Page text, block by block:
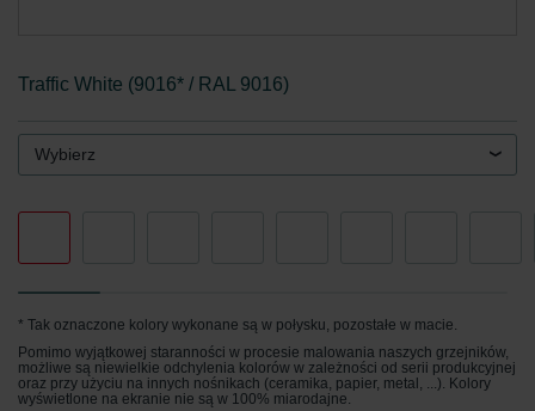
Traffic White (9016* / RAL 9016)
Wybierz
* Tak oznaczone kolory wykonane są w połysku, pozostałe w macie.
Pomimo wyjątkowej staranności w procesie malowania naszych grzejników,
możliwe są niewielkie odchylenia kolorów w zależności od serii produkcyjnej
oraz przy użyciu na innych nośnikach (ceramika, papier, metal, ...). Kolory
wyświetlone na ekranie nie są w 100% miarodajne.